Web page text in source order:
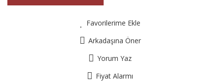
Favorilerime Ekle
Arkadaşına Öner
Yorum Yaz
Fiyat Alarmı